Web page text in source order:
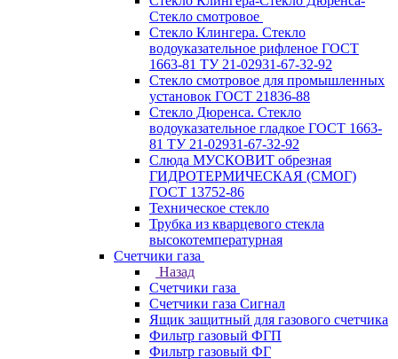
Стекло смотровое
Стекло Клингера. Стекло
водоуказательное рифленое ГОСТ
1663-81 ТУ 21-02931-67-32-92
Стекло смотровое для промышленных
установок ГОСТ 21836-88
Стекло Дюренса. Стекло
водоуказательное гладкое ГОСТ 1663-
81 ТУ 21-02931-67-32-92
Слюда МУСКОВИТ обрезная
ГИДРОТЕРМИЧЕСКАЯ (СМОГ)
ГОСТ 13752-86
Техническое стекло
Трубка из кварцевого стекла
высокотемпературная
Счетчики газа
Назад
Счетчики газа
Счетчики газа Сигнал
Ящик защитный для газового счетчика
Фильтр газовый ФГП
Фильтр газовый ФГ